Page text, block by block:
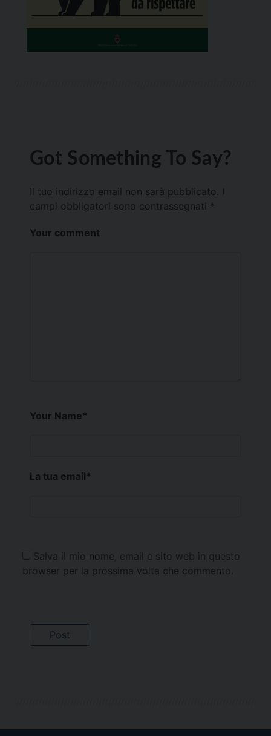
Got Something To Say?
Il tuo indirizzo email non sarà pubblicato.
campi obbligatori sono contrassegnati *
Your comment
Your Name*
La tua email*
Salva il mio nome, email e sito web in questo
browser per la prossima volta che commento.